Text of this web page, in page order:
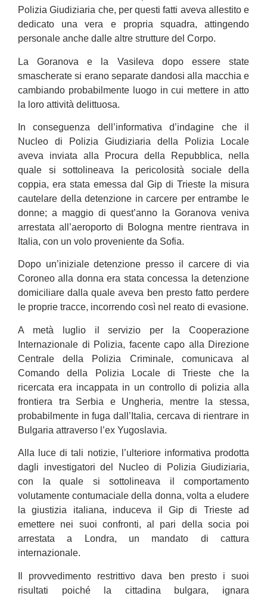
Polizia Giudiziaria che, per questi fatti aveva allestito e
dedicato una vera e propria squadra, attingendo
personale anche dalle altre strutture del Corpo.
La Goranova e la Vasileva dopo essere state
smascherate si erano separate dandosi alla macchia e
cambiando probabilmente luogo in cui mettere in atto
la loro attività delittuosa.
In conseguenza dell’informativa d’indagine che il
Nucleo di Polizia Giudiziaria della Polizia Locale
aveva inviata alla Procura della Repubblica, nella
quale si sottolineava la pericolosità sociale della
coppia, era stata emessa dal Gip di Trieste la misura
cautelare della detenzione in carcere per entrambe le
donne; a maggio di quest’anno la Goranova veniva
arrestata all’aeroporto di Bologna mentre rientrava in
Italia, con un volo proveniente da Sofia.
Dopo un’iniziale detenzione presso il carcere di via
Coroneo alla donna era stata concessa la detenzione
domiciliare dalla quale aveva ben presto fatto perdere
le proprie tracce, incorrendo così nel reato di evasione.
A metà luglio il servizio per la Cooperazione
Internazionale di Polizia, facente capo alla Direzione
Centrale della Polizia Criminale, comunicava al
Comando della Polizia Locale di Trieste che la
ricercata era incappata in un controllo di polizia alla
frontiera tra Serbia e Ungheria, mentre la stessa,
probabilmente in fuga dall’Italia, cercava di rientrare in
Bulgaria attraverso l’ex Yugoslavia.
Alla luce di tali notizie, l’ulteriore informativa prodotta
dagli investigatori del Nucleo di Polizia Giudiziaria,
con la quale si sottolineava il comportamento
volutamente contumaciale della donna, volta a eludere
la giustizia italiana, induceva il Gip di Trieste ad
emettere nei suoi confronti, al pari della socia poi
arrestata a Londra, un mandato di cattura
internazionale.
Il provvedimento restrittivo dava ben presto i suoi
risultati poiché la cittadina bulgara, ignara